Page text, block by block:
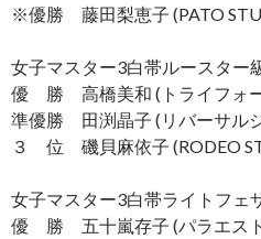
※優勝 藤田梨恵子 (PATO
女子マスター3白帯ルースター
優 勝 高橋美和 (トライフォ
準優勝 田渕晶子 (リバーサル
３ 位 磯貝麻依子 (RODEO
女子マスター3白帯ライトフェ
優 勝 五十嵐存子 (パラエス